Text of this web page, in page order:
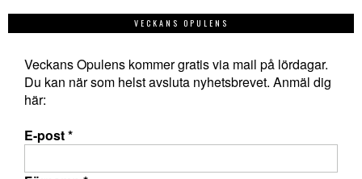
VECKANS OPULENS
Veckans Opulens kommer gratis via mail på lördagar.
Du kan när som helst avsluta nyhetsbrevet. Anmäl dig
här:
E-post*